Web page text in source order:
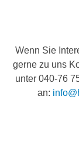
Wenn Sie
gerne zu uns
unter 040-76
an: